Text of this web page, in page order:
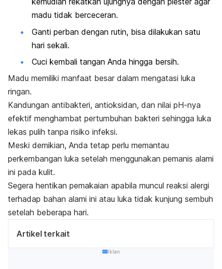
madu tidak berceceran.
Ganti perban dengan rutin, bisa dilakukan satu
hari sekali.
Cuci kembali tangan Anda hingga bersih.
Madu memiliki manfaat besar dalam mengatasi luka
ringan.
Kandungan antibakteri, antioksidan, dan nilai pH-nya
efektif menghambat pertumbuhan bakteri sehingga luka
lekas pulih tanpa risiko infeksi.
Meski demikian, Anda tetap perlu memantau
perkembangan luka setelah menggunakan pemanis alami
ini pada kulit.
Segera hentikan pemakaian apabila muncul reaksi alergi
terhadap bahan alami ini atau luka tidak kunjung sembuh
setelah beberapa hari.
Artikel terkait
Iklan